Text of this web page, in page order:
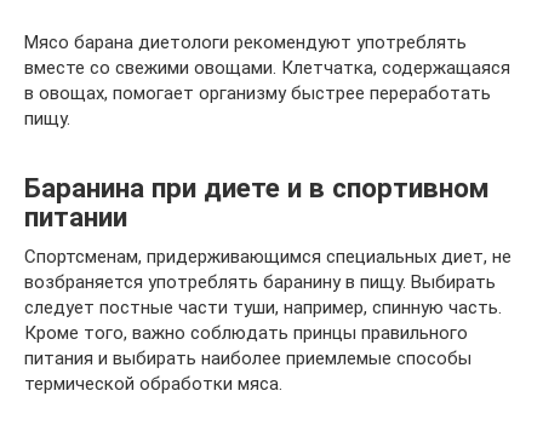
Мясо барана диетологи рекомендуют употреблять
вместе со свежими овощами. Клетчатка, содержащаяся
в овощах, помогает организму быстрее переработать
пищу.
Баранина при диете и в спортивном
питании
Спортсменам, придерживающимся специальных диет, не
возбраняется употреблять баранину в пищу. Выбирать
следует постные части туши, например, спинную часть.
Кроме того, важно соблюдать принцы правильного
питания и выбирать наиболее приемлемые способы
термической обработки мяса.